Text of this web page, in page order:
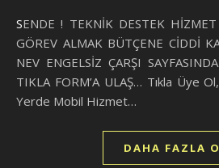
SENDE ! TEKNİK DESTEK HİZMET GRUP YÖNETİMİNDE
GÖREV ALMAK BÜTÇENE CİDDİ
NEV ENGELSİZ ÇARŞI
TIKLA FORM’A ULAŞ… Tıkla Üye
Yerde Mobil Hizmet…
DAHA FAZLA